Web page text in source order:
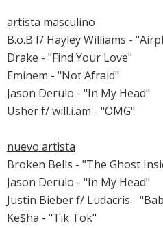
artista masculino
B.o.B f/ Hayley Williams -
Drake - "Find Your Love"
Eminem - "Not Afraid"
Jason Derulo - "In My Head"
Usher f/ will.i.am - "OMG"
nuevo artista
Broken Bells - "The Ghost
Jason Derulo - "In My Head"
Justin Bieber f/ Ludacris -
Ke$ha - "Tik Tok"